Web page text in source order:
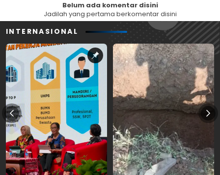
Belum ada komentar disini
Jadilah yang pertama berkomentar disini
INTERNASIONAL